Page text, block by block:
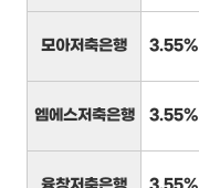
모아저축은행 3.55%
엠에스저축은행 3.55%